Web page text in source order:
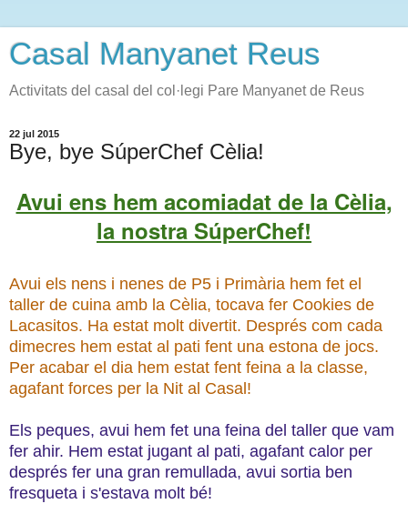
Casal Manyanet Reus
Activitats del casal del col·legi Pare Manyanet de Reus
22 jul 2015
Bye, bye SúperChef Cèlia!
Avui ens hem acomiadat de la Cèlia,
la nostra SúperChef!
Avui els nens i nenes de P5 i Primària hem fet el
taller de cuina amb la Cèlia, tocava fer Cookies de
Lacasitos. Ha estat molt divertit. Després com cada
dimecres hem estat al pati fent una estona de jocs.
Per acabar el dia hem estat fent feina a la classe,
agafant forces per la Nit al Casal!
Els peques, avui hem fet una feina del taller que vam
fer ahir. Hem estat jugant al pati, agafant calor per
després fer una gran remullada, avui sortia ben
fresqueta i s'estava molt bé!